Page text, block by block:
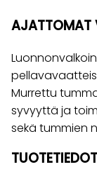
AJATTOMAT
Murrettu
syvyyttä ja
sekä tummien
TUOTETIEDOT